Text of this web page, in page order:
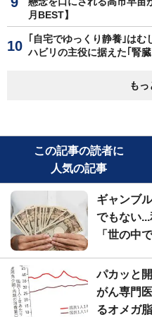
月BEST】
｢自宅でゆっくり静養｣は
ハビリの主役に据えた｢腎
もっ
この記事の読者に
人気の記事
ギャンブ
でもない
「世の中
パカッと
がん専門
るオメガ